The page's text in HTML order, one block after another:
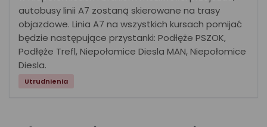
autobusy linii A7 zostaną skierowane na trasy
objazdowe. Linia A7 na wszystkich kursach pomijać
będzie następujące przystanki: Podłęże PSZOK,
Podłęże Trefl, Niepołomice Diesla MAN, Niepołomice
Diesla.
Utrudnienia